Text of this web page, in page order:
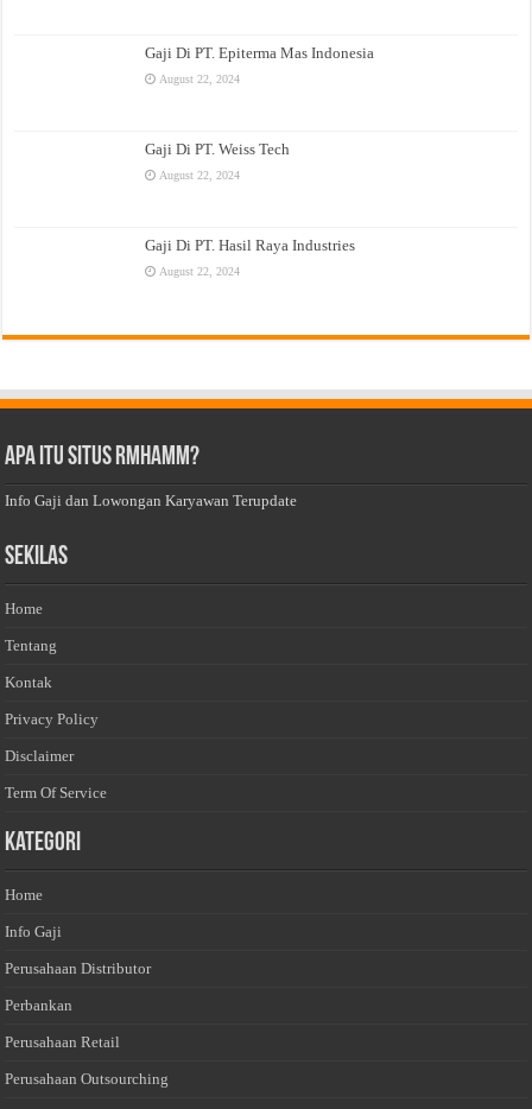
Gaji Di PT. Epiterma Mas Indonesia
August 22, 2024
Gaji Di PT. Weiss Tech
August 22, 2024
Gaji Di PT. Hasil Raya Industries
August 22, 2024
Apa Itu Situs Rmhamm?
Info Gaji dan Lowongan Karyawan Terupdate
Sekilas
Home
Tentang
Kontak
Privacy Policy
Disclaimer
Term Of Service
Kategori
Home
Info Gaji
Perusahaan Distributor
Perbankan
Perusahaan Retail
Perusahaan Outsourching